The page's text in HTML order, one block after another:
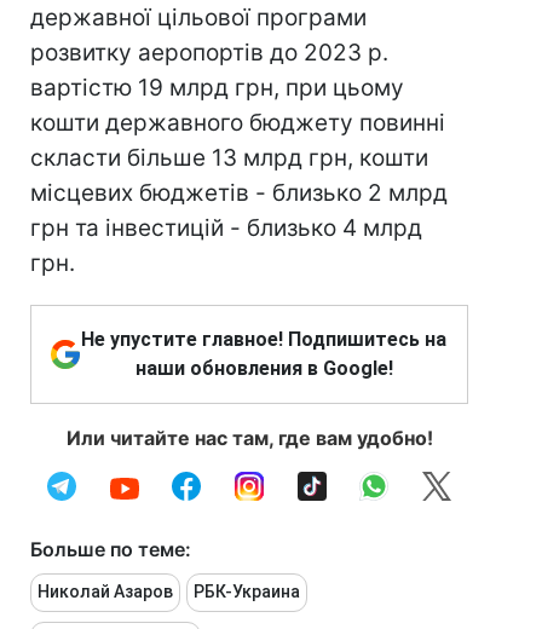
державної цільової програми
розвитку аеропортів до 2023 р.
вартістю 19 млрд грн, при цьому
кошти державного бюджету повинні
скласти більше 13 млрд грн, кошти
місцевих бюджетів - близько 2 млрд
грн та інвестицій - близько 4 млрд
грн.
Не упустите главное! Подпишитесь на
наши обновления в Google!
Или читайте нас там, где вам удобно!
Больше по теме:
Николай Азаров РБК-Украина